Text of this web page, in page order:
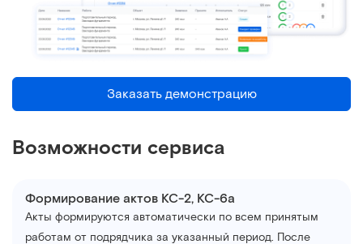
Заказать демонстрацию
Возможности сервиса
Формирование актов КС-2, КС-6а
Акты формируются автоматически по всем принятым
работам от подрядчика за указанный период. После